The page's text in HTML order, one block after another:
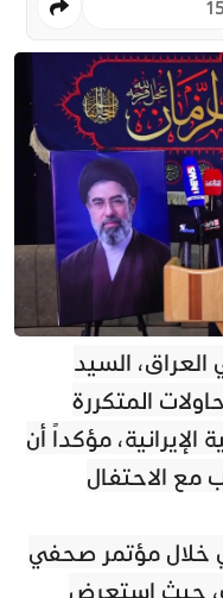
السيد
المتكررة
مؤكداً أن
مع الاحتفال
خلال مؤتمر صحفي
حيث استعرض